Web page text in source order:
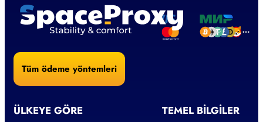
Tüm ödeme yöntemleri
ÜLKEYE GÖRE TEMEL BILGILER